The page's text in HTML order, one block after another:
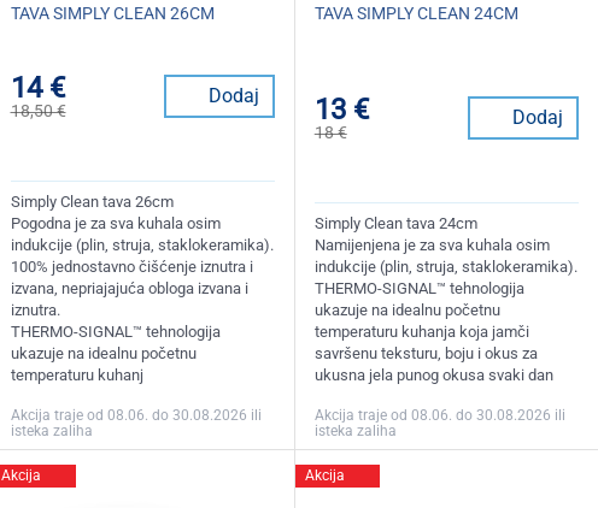
TAVA SIMPLY CLEAN 26CM
14 €
18,50 €
Dodaj
Simply Clean tava 26cm
Pogodna je za sva kuhala osim
indukcije (plin, struja, staklokeramika).
100% jednostavno čišćenje iznutra i
izvana, nepriajajuća obloga izvana i
iznutra.
THERMO-SIGNAL™ tehnologija
ukazuje na idealnu početnu
temperaturu kuhanj
Akcija traje od 08.06. do 30.08.2026 ili
isteka zaliha
TAVA SIMPLY CLEAN 24CM
13 €
18 €
Dodaj
Simply Clean tava 24cm
Namijenjena je za sva kuhala osim
indukcije (plin, struja, staklokeramika).
THERMO-SIGNAL™ tehnologija
ukazuje na idealnu početnu
temperaturu kuhanja koja jamči
savršenu teksturu, boju i okus za
ukusna jela punog okusa svaki dan
Akcija traje od 08.06. do 30.08.2026 ili
isteka zaliha
Akcija Akcija